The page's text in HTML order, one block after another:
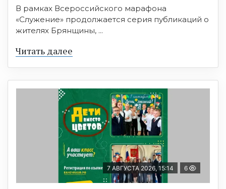
В рамках Всероссийского марафона
«Служение» продолжается серия публикаций о
жителях Брянщины, ...
Читать далее
7 АВГУСТА 2026, 15:14 6